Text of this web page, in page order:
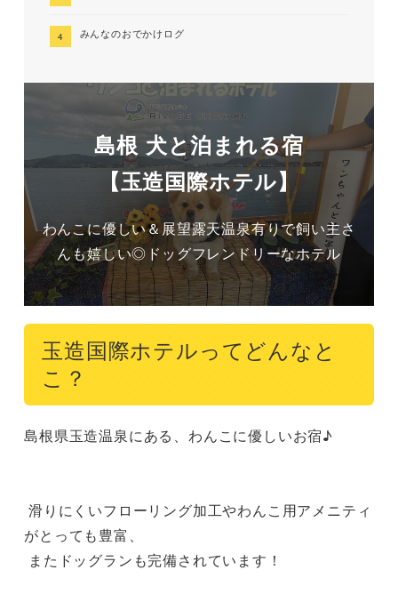
みんなのおでかけログ
島根 犬と泊まれる宿
【玉造国際ホテル】
わんこに優しい＆展望露天温泉有りで飼い主さ
んも嬉しい◎ドッグフレンドリーなホテル
玉造国際ホテルってどんなと
こ？
島根県玉造温泉にある、わんこに優しいお宿♪
がとっても豊富、